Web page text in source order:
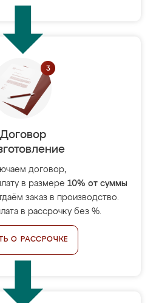
Договор
договор,
в размере 10% от суммы
заказ в производство.
в рассрочку без %.
О РАССРОЧКЕ